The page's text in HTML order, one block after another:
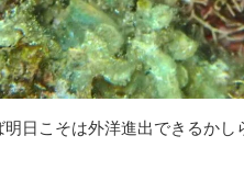
日こそは外洋進出できるかし